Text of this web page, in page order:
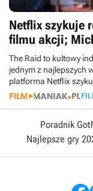
Netflix szykuje
filmu akcji;
The Raid to kultowy
jednym z najlepszych
platforma Netflix
Poradnik
Najlepsze gry